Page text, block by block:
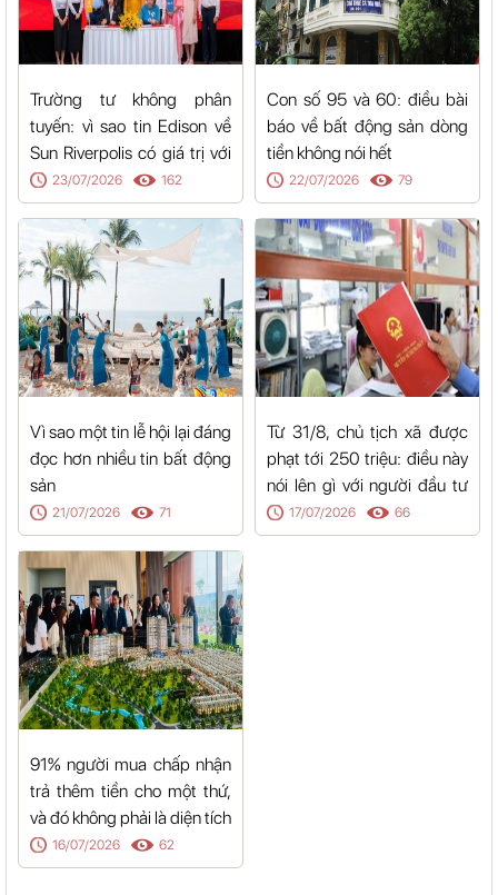
Trường tư không phân
tuyến: vì sao tin Edison về
Sun Riverpolis có giá trị với
cả Hòa Xuân
23/07/2026 162
Con số 95 và 60: điều bài
báo về bất động sản dòng
tiền không nói hết
22/07/2026 79
Vì sao một tin lễ hội lại đáng
đọc hơn nhiều tin bất động
sản
21/07/2026 71
Từ 31/8, chủ tịch xã được
phạt tới 250 triệu: điều này
nói lên gì với người đầu tư
đất?17/07/2026 66
91% người mua chấp nhận
trả thêm tiền cho một thứ,
và đó không phải là diện tích
16/07/2026 62